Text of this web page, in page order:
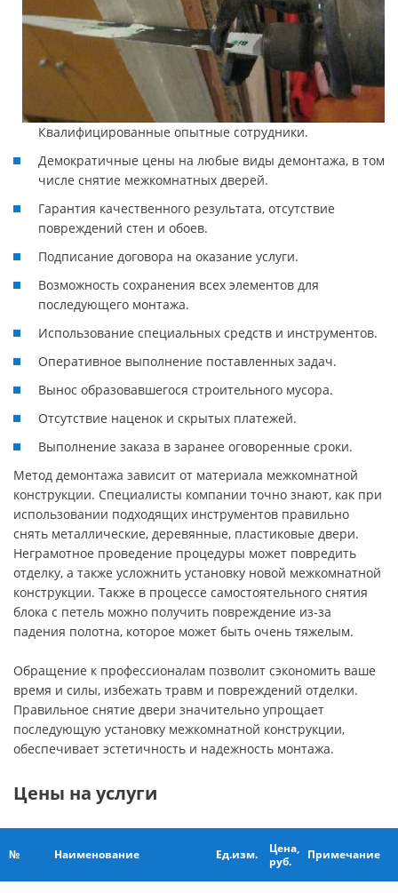
Квалифицированные опытные сотрудники.
Демократичные цены на любые виды демонтажа, в том
числе снятие межкомнатных дверей.
Гарантия качественного результата, отсутствие
повреждений стен и обоев.
Подписание договора на оказание услуги.
Возможность сохранения всех элементов для
последующего монтажа.
Использование специальных средств и инструментов.
Оперативное выполнение поставленных задач.
Вынос образовавшегося строительного мусора.
Отсутствие наценок и скрытых платежей.
Выполнение заказа в заранее оговоренные сроки.
Метод демонтажа зависит от материала межкомнатной
конструкции. Специалисты компании точно знают, как при
использовании подходящих инструментов правильно
снять металлические, деревянные, пластиковые двери.
Неграмотное проведение процедуры может повредить
отделку, а также усложнить установку новой межкомнатной
конструкции. Также в процессе самостоятельного снятия
блока с петель можно получить повреждение из-за
падения полотна, которое может быть очень тяжелым.
Обращение к профессионалам позволит сэкономить ваше
время и силы, избежать травм и повреждений отделки.
Правильное снятие двери значительно упрощает
последующую установку межкомнатной конструкции,
обеспечивает эстетичность и надежность монтажа.
Цены на услуги
№ Наименование Ед.изм.
Цена,
руб.
Примечание